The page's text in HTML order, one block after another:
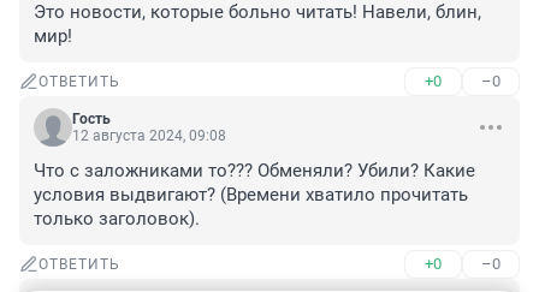
Это новости, которые больно читать! Навели, блин,
мир!
ОТВЕТИТЬ +0 –0
Гость
12 августа 2024, 09:08
Что с заложниками то??? Обменяли? Убили? Какие
условия выдвигают? (Времени хватило прочитать
только заголовок).
ОТВЕТИТЬ +0 –0